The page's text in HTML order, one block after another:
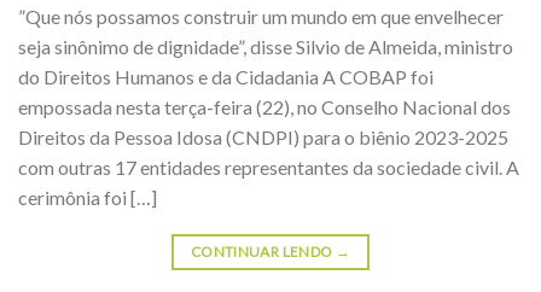
”Que nós possamos construir um mundo em que envelhecer
seja sinônimo de dignidade”, disse Silvio de Almeida, ministro
do Direitos Humanos e da Cidadania A COBAP foi
empossada nesta terça-feira (22), no Conselho Nacional dos
Direitos da Pessoa Idosa (CNDPI) para o biênio 2023-2025
com outras 17 entidades representantes da sociedade civil. A
cerimônia foi […]
CONTINUAR LENDO →